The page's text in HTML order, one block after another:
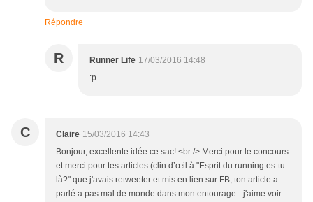
Répondre
R Runner Life 17/03/2016 14:48
:p
C Claire 15/03/2016 14:43
Bonjour, excellente idée ce sac! <br /> Merci pour le concours
et merci pour tes articles (clin d’œil à "Esprit du running es-tu
là?" que j'avais retweeter et mis en lien sur FB, ton article a
parlé a pas mal de monde dans mon entourage - j'aime voir